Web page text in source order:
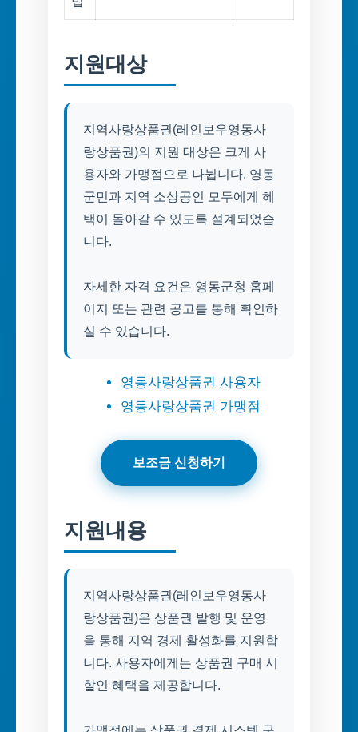
지원대상
지역사랑상품권(레인보우영동사
랑상품권)의 지원 대상은 크게 사
용자와 가맹점으로 나뉩니다. 영동
군민과 지역 소상공인 모두에게 혜
택이 돌아갈 수 있도록 설계되었습
니다.
자세한 자격 요건은 영동군청 홈페
이지 또는 관련 공고를 통해 확인하
실 수 있습니다.
영동사랑상품권 사용자
영동사랑상품권 가맹점
보조금 신청하기
지원내용
지역사랑상품권(레인보우영동사
랑상품권)은 상품권 발행 및 운영
을 통해 지역 경제 활성화를 지원합
니다. 사용자에게는 상품권 구매 시
할인 혜택을 제공합니다.